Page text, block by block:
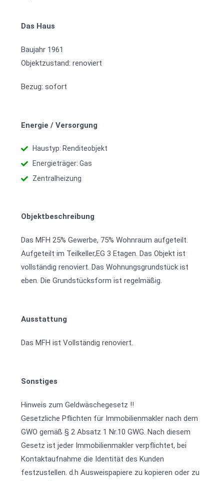
Das Haus
Baujahr 1961
Objektzustand: renoviert
Bezug: sofort
Energie / Versorgung
Haustyp: Renditeobjekt
Energieträger: Gas
Zentralheizung
Objektbeschreibung
Das MFH 25% Gewerbe, 75% Wohnraum aufgeteilt.
Aufgeteilt im Teilkeller,EG 3 Etagen. Das Objekt ist
vollständig renoviert. Das Wohnungsgrundstück ist
eben. Die Grundstücksform ist regelmäßig.
Ausstattung
Das MFH ist Vollständig renoviert.
Sonstiges
Hinweis zum Geldwäschegesetz !!
Gesetzliche Pflichten für Immobilienmakler nach dem
GWO gemäß § 2 Absatz 1 Nr.10 GWG. Nach diesem
Gesetz ist jeder Immobilienmakler verpflichtet, bei
Kontaktaufnahme die Identität des Kunden
festzustellen. d.h Ausweispapiere zu kopieren oder zu